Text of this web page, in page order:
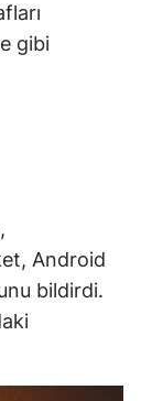
gibi
,
Android
bildirdi.